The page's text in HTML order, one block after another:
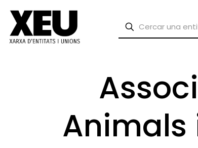
Animals